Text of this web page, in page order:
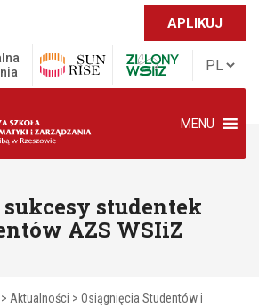
APLIKUJ
MENU
studentek
AZS WSIiZ
> Aktualności > Osiągnięcia Studentów i